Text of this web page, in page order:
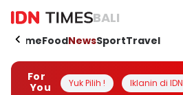
BALI
HomeFoodNewsSportTravel
For
You
Yuk Pilih ! Iklanin di IDN